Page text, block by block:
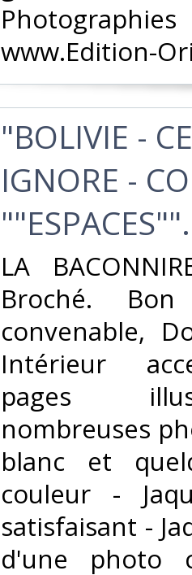
www.Edition-
‎"BOLIVIE -
IGNORE -
‎LA
Broché.
convenable,
Intérieur
pages
nombreuses
blanc et
couleur -
satisfaisant -
d'une photo